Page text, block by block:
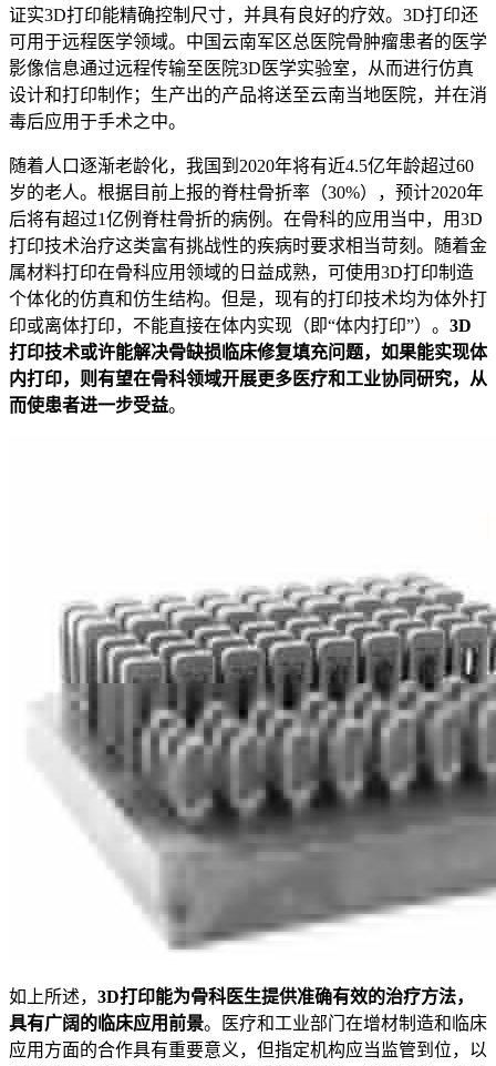
证实3D打印能精确控制尺寸，并具有良好的疗效。3D打印还
可用于远程医学领域。中国云南军区总医院骨肿瘤患者的医学
影像信息通过远程传输至医院3D医学实验室，从而进行仿真
设计和打印制作；生产出的产品将送至云南当地医院，并在消
毒后应用于手术之中。
随着人口逐渐老龄化，我国到2020年将有近4.5亿年龄超过60
岁的老人。根据目前上报的脊柱骨折率（30%），预计2020年
后将有超过1亿例脊柱骨折的病例。在骨科的应用当中，用3D
打印技术治疗这类富有挑战性的疾病时要求相当苛刻。随着金
属材料打印在骨科应用领域的日益成熟，可使用3D打印制造
个体化的仿真和仿生结构。但是，现有的打印技术均为体外打
印或离体打印，不能直接在体内实现（即“体内打印”）。 3D
打印技术或许能解决骨缺损临床修复填充问题，如果能实现体
内打印，则有望在骨科领域开展更多医疗和工业协同研究，从
而使患者进一步受益。
如上所述， 3D打印能为骨科医生提供准确有效的治疗方法，
具有广阔的临床应用前景。医疗和工业部门在增材制造和临床
应用方面的合作具有重要意义，但指定机构应当监管到位，以